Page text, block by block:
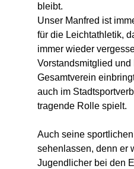
bleibt.
Unser Manfred ist
für die Leichtathletik,
immer wieder
Vorstandsmitglied und
Gesamtverein
auch im
tragende Rolle spielt.
Auch seine
sehenlassen, denn er
Jugendlicher bei den